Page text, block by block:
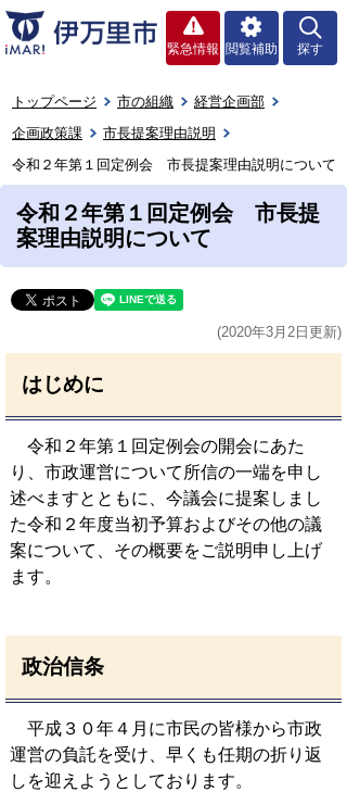
緊急情報 閲覧補助 探す
トップページ 市の組織
経営企画部
企画政策課
市長提案理由説明
令和２年第１回定例会 市長提案理由説明について
令和２年第１回定例会 市長提
案理由説明について
(2020年3月2日更新)
はじめに
令和２年第１回定例会の開会にあた
り、市政運営について所信の一端を申し
述べますとともに、今議会に提案しまし
た令和２年度当初予算およびその他の議
案について、その概要をご説明申し上げ
ます。
政治信条
平成３０年４月に市民の皆様から市政
運営の負託を受け、早くも任期の折り返
しを迎えようとしております。